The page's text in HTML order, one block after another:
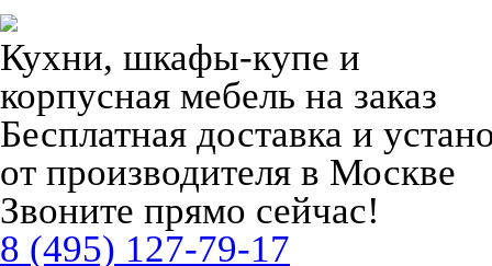
Кухни, шкафы-купе и
корпусная мебель на заказ
Бесплатная доставка и
от производителя в Москве
Звоните прямо сейчас!
8 (495) 127-79-17